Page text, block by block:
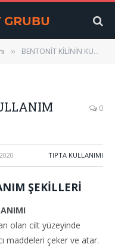
» BENTONİT KİLİNİN KULLANIM ŞEKİLLERİ
0
TIPTA KULLANIMI
ŞEKİLLERİ
olan cilt yüzeyinde
maddeleri çeker ve atar.